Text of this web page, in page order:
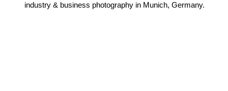
industry & business photography in Munich, Germany.